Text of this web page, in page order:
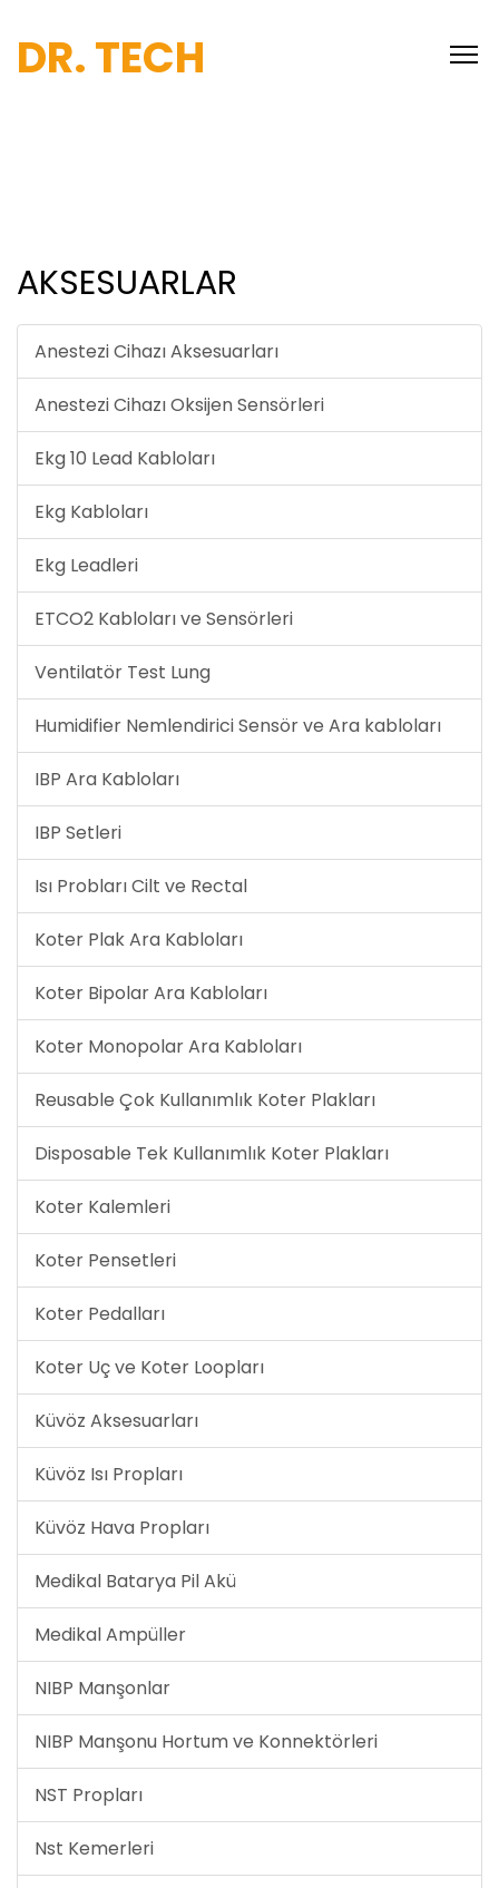
DR. TECH
AKSESUARLAR
Anestezi Cihazı Aksesuarları
Anestezi Cihazı Oksijen Sensörleri
Ekg 10 Lead Kabloları
Ekg Kabloları
Ekg Leadleri
ETCO2 Kabloları ve Sensörleri
Ventilatör Test Lung
Humidifier Nemlendirici Sensör ve Ara kabloları
IBP Ara Kabloları
IBP Setleri
Isı Probları Cilt ve Rectal
Koter Plak Ara Kabloları
Koter Bipolar Ara Kabloları
Koter Monopolar Ara Kabloları
Reusable Çok Kullanımlık Koter Plakları
Disposable Tek Kullanımlık Koter Plakları
Koter Kalemleri
Koter Pensetleri
Koter Pedalları
Koter Uç ve Koter Loopları
Küvöz Aksesuarları
Küvöz Isı Propları
Küvöz Hava Propları
Medikal Batarya Pil Akü
Medikal Ampüller
NIBP Manşonlar
NIBP Manşonu Hortum ve Konnektörleri
NST Propları
Nst Kemerleri